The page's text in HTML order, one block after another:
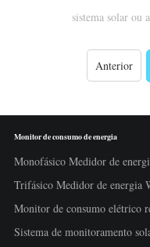
sistema solar ou
Anterior
Monitor de consumo de energia
Monofásico Medidor de
Trifásico Medidor de
Monitor de consumo elétrico
Sistema de monitoramento